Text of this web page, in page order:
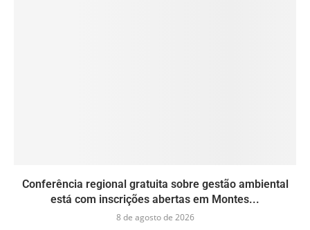
Conferência regional gratuita sobre gestão ambiental
está com inscrições abertas em Montes...
8 de agosto de 2026